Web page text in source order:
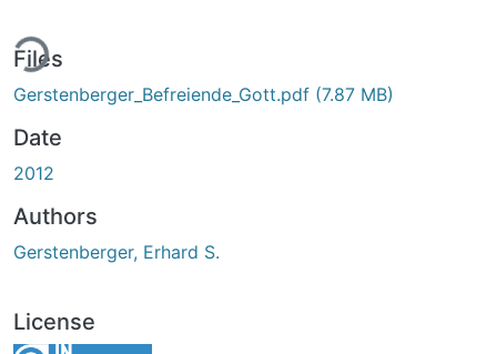
Files
Gerstenberger_Befreiende_Gott.pdf (7.87 MB)
Date
2012
Authors
Gerstenberger, Erhard S.
License